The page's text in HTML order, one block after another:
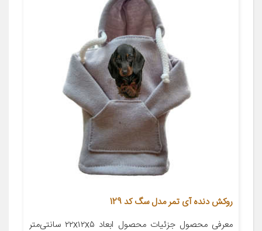
روکش دنده آی تمر مدل سگ کد 129
معرفی محصول جزئیات محصول ابعاد ۲۲x۱۲x۵ سانتی‌متر